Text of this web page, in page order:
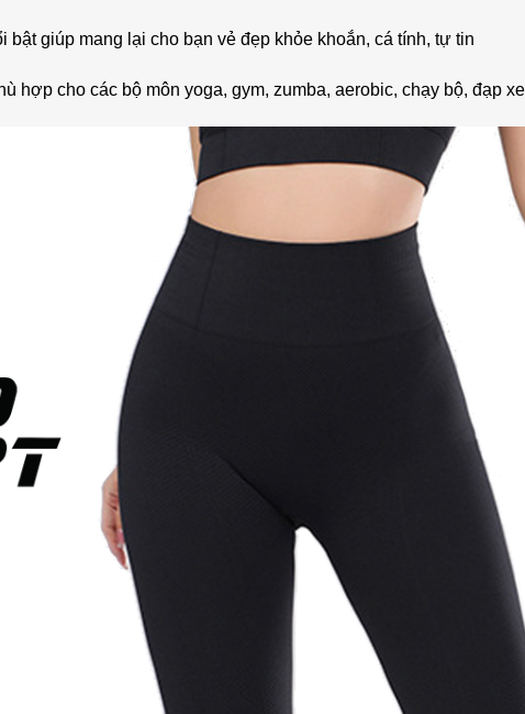
bật giúp mang lại cho bạn vẻ đẹp khỏe khoắn, cá tính, tự tin
hợp cho các bộ môn yoga, gym, zumba, aerobic, chạy bộ, đạp